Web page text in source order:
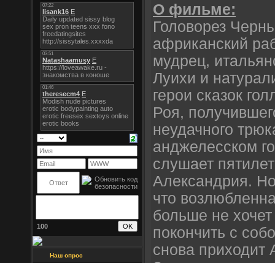
100
Наш опрос
О фильме:
Головорез
африканский
мудрец,
Луихи и
герои сказок
Роя,
неудачного
анджелесском
слушает
Александрия.
что
больше не
покончить с
снова приходит